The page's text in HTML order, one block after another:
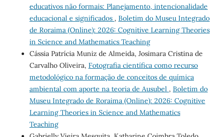
educativos não formais: Planejamento, intencionalidade
educacional e significados , Boletim do Museu Integrado
de Roraima (Online): 2026: Cognitive Learning Theories
in Science and Mathematics Teaching
Cássia Patrícia Muniz de Almeida, Josimara Cristina de
Carvalho Oliveira, Fotografia científica como recurso
metodológico na formação de conceitos de química
ambiental com aporte na teoria de Ausubel , Boletim do
Museu Integrado de Roraima (Online): 2026: Cognitive
Learning Theories in Science and Mathematics
Teaching